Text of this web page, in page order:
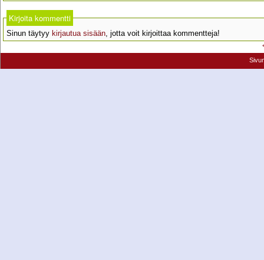
Kirjoita kommentti
Sinun täytyy kirjautua sisään, jotta voit kirjoittaa kommentteja!